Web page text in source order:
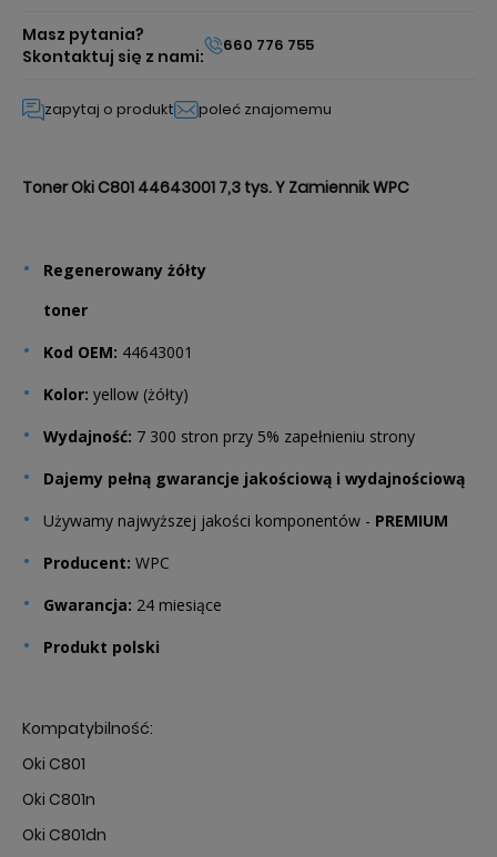
Masz pytania?
Skontaktuj się z nami:
660 776 755
zapytaj o produkt poleć znajomemu
Toner Oki C801 44643001 7,3 tys. Y Zamiennik WPC
Regenerowany żółty
toner
Kod OEM: 44643001
Kolor: yellow (żółty)
Wydajność: 7 300 stron przy 5% zapełnieniu strony
Dajemy pełną gwarancje jakościową i wydajnościową
Używamy najwyższej jakości komponentów - PREMIUM
Producent: WPC
Gwarancja: 24 miesiące
Produkt polski
Kompatybilność:
Oki C801
Oki C801n
Oki C801dn